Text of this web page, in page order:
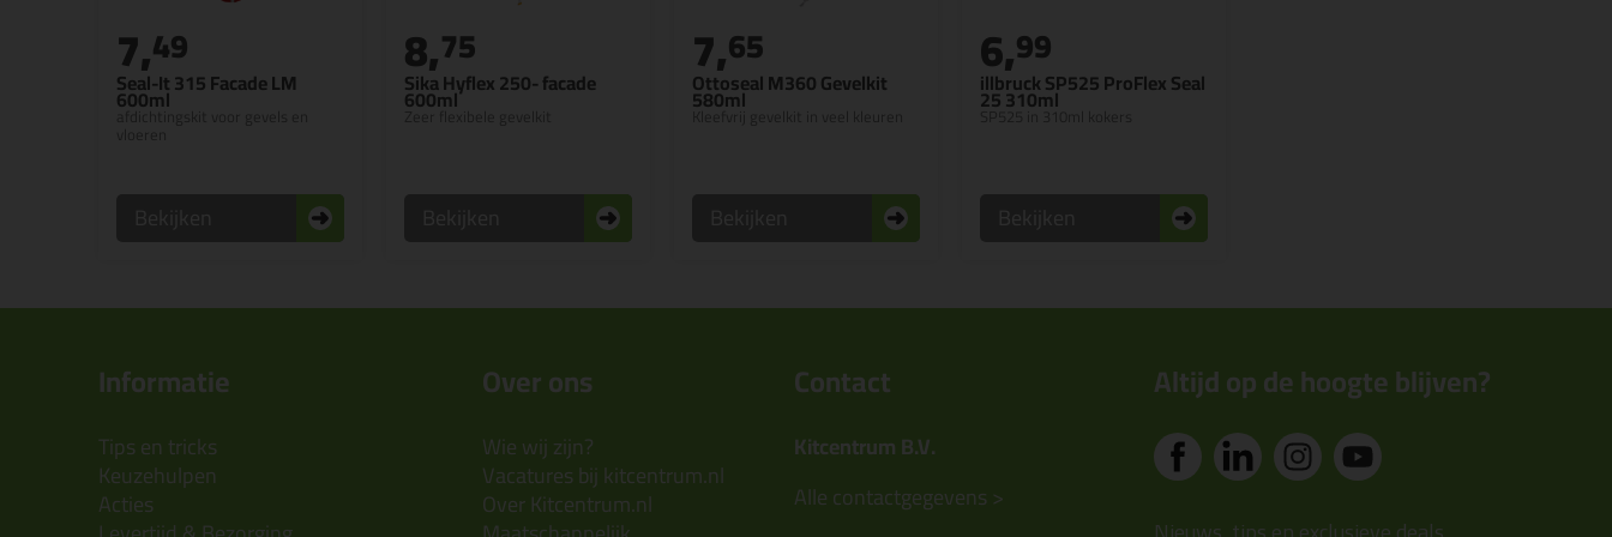
Seal-It 315 Facade LM
600ml
afdichtingskit voor gevels en
7,49
Sika Hyflex 250- facade
600ml
Zeer flexibele gevelkit
8,75
Ottoseal M360 Gevelkit
580ml
Kleefvrij gevelkit in veel kleuren
7,65
illbruck SP525 ProFlex Seal
25 310ml
SP525 in 310ml kokers
6,99
Informatie
Tips en tricks
Keuzehulpen
Acties
Over ons
Wie wij zijn?
Vacatures bij kitcentrum.nl
Over Kitcentrum.nl
Contact
Kitcentrum B.V.
Alle contactgegevens >
Altijd op de hoogte blijven?